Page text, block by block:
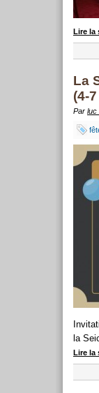
Lire la
La
(4-
Par luc
la
Lire la